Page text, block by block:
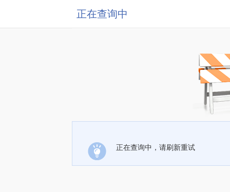
正在查询中
正在查询中，请刷新重试